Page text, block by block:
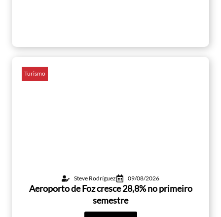
Turismo
Steve Rodríguez 09/08/2026
Aeroporto de Foz cresce 28,8% no primeiro
semestre